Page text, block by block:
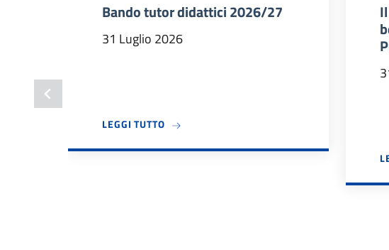
Bando tutor didattici 2026/27
31 Luglio 2026
LEGGI TUTTOA PROPOSITO DI BANDO TUTOR DIDATTICI